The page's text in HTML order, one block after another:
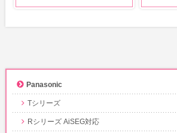
Panasonic
Tシリーズ
Rシリーズ AiSEG対応